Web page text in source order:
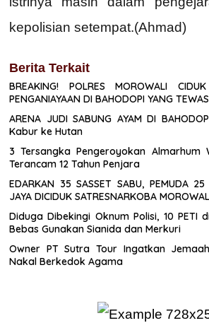
kepolisian setempat.(Ahmad)
Berita Terkait
BREAKING! POLRES MOROWALI
PENGANIAYAAN DI BAHODOPI YANG
ARENA JUDI SABUNG AYAM DI
Kabur ke Hutan
3 Tersangka Pengeroyokan Almarhum
Terancam 12 Tahun Penjara
EDARKAN 35 SASSET SABU, PEMUDA
JAYA DICIDUK SATRESNARKOBA
Diduga Dibekingi Oknum Polisi, 10 PETI
Bebas Gunakan Sianida dan Merkuri
Owner PT Sutra Tour Ingatkan
Nakal Berkedok Agama